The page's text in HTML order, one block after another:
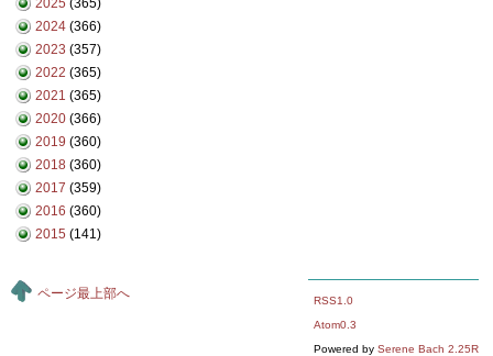
2024 (366)
2023 (357)
2022 (365)
2021 (365)
2020 (366)
2019 (360)
2018 (360)
2017 (359)
2016 (360)
2015 (141)
RSS1.0
Atom0.3
Powered by Serene Bach 2.25R
ページ最上部へ